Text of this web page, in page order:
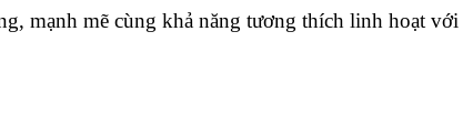
mạnh mẽ cùng khả năng tương thích linh hoạt với